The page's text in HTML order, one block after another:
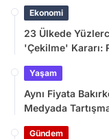
Ekonomi
23 Ülkede
'Çekilme' Kararı:
Yaşam
Aynı Fiyata
Medyada
Gündem